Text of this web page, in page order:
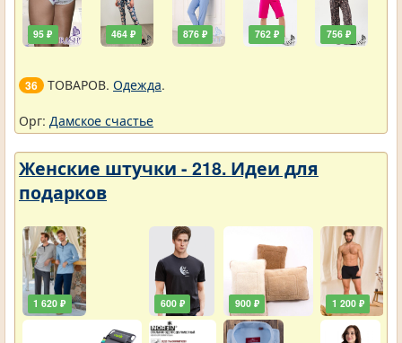
95 ₽ 464 ₽ 876 ₽ 762 ₽ 756 ₽
36 ТОВАРОВ. Одежда.
Орг: Дамское счастье
Женские штучки - 218. Идеи для
подарков
1 620 ₽ 600 ₽ 900 ₽ 1 200 ₽